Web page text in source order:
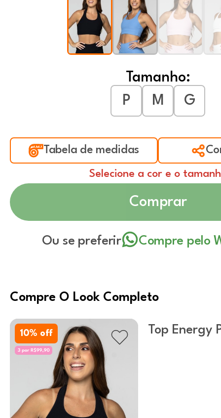
Tamanho:
P
M G
Tabela de medidas
Selecione a cor e o
Comprar
Ou se preferir Compre pelo
Compre O Look Completo
10% off Top Energy